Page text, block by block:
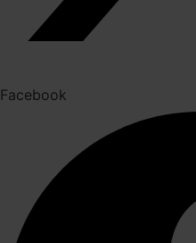
Facebook